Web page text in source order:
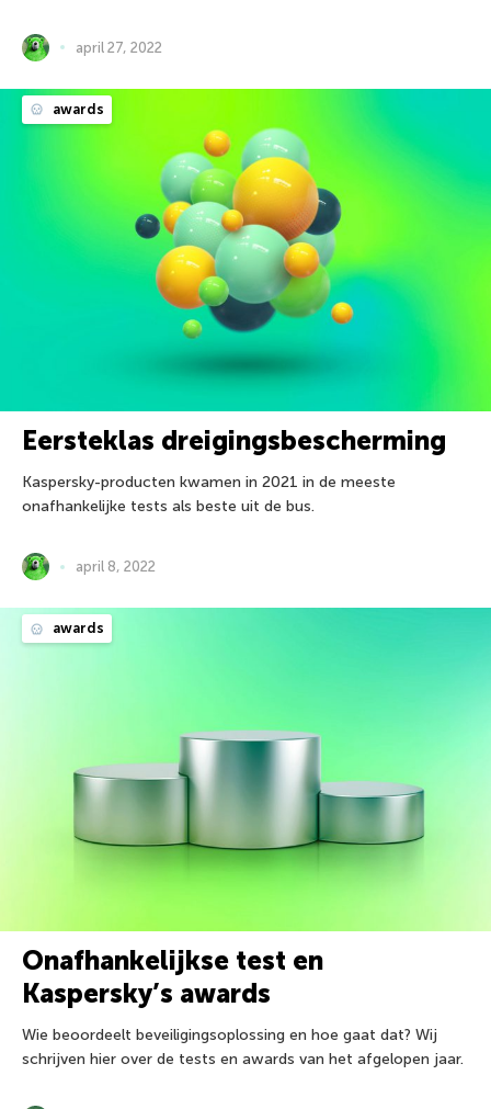
april 27, 2022
awards
Eersteklas dreigingsbescherming
Kaspersky-producten kwamen in 2021 in de meeste
onafhankelijke tests als beste uit de bus.
april 8, 2022
awards
Onafhankelijkse test en
Kaspersky’s awards
Wie beoordeelt beveiligingsoplossing en hoe gaat dat? Wij
schrijven hier over de tests en awards van het afgelopen jaar.